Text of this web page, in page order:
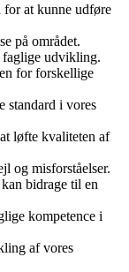
at kunne udføre
på området.
faglige udvikling.
for forskellige
standard i vores
løfte kvaliteten af
og misforståelser.
bidrage til en
kompetence i
af vores